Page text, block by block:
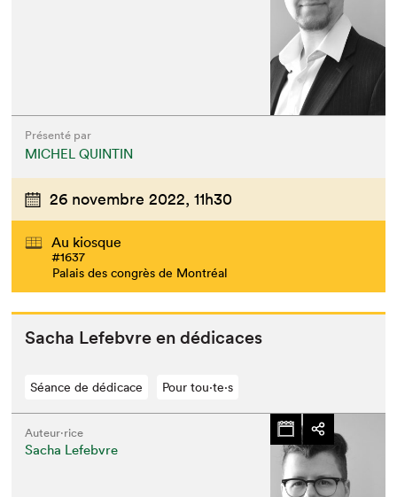
Présenté par
MICHEL QUINTIN
26 novembre 2022, 11h30
Au kiosque
#1637
Palais des congrès de Montréal
Sacha Lefeb­vre en dédicaces
Séance de dédicace Pour tou⋅te⋅s
Auteur·rice
Sacha Lefebvre